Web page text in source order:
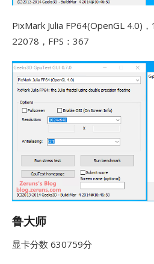
PixMark Julia FP64(OpenGL 4.0)
22078，FPS：367
鲁大师
显卡分数 630759分